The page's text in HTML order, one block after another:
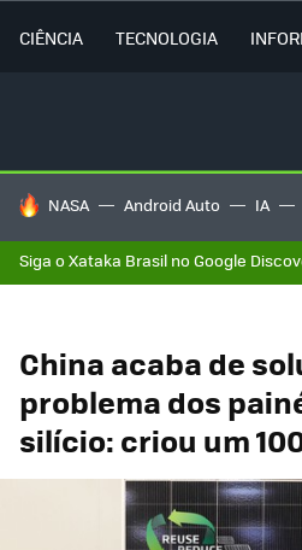
CIÊNCIA TECNOLOGIA
TENDÊNCIAS DO DIA
NASA Android Auto IA
Siga o Xataka Brasil no Google
China acaba de
problema dos
silício: criou um